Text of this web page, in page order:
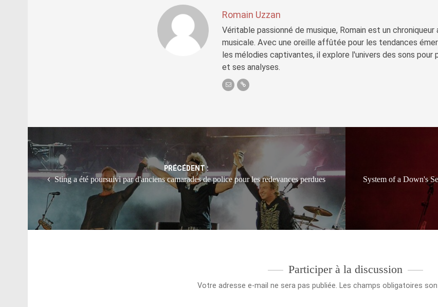
Romain Uzzan
Véritable passionné de musique, Romain est un
musicale. Avec une oreille affûtée pour les tendances
les mélodies captivantes, il explore l'univers des sons pour
et ses analyses.
navigation
PRÉCÉDENT :
Sting a été poursuivi par d'anciens camarades de police pour les redevances perdues
System of a Down's
Participer à la discussion
Votre adresse e-mail ne sera pas publiée. Les champs obligatoires